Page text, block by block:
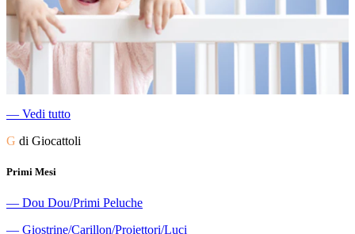
― Vedi tutto
G di Giocattoli
Primi Mesi
― Dou Dou/Primi Peluche
― Giostrine/Carillon/Proiettori/Luci